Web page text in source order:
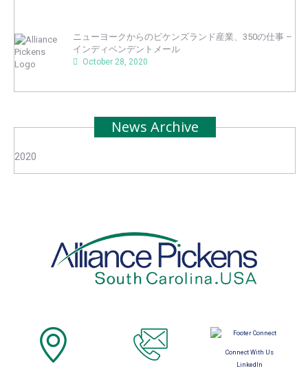
ニューヨークからのピケンズランド産業、350の仕事 –
インディペンデントメール
October 28, 2020
News Archive
2020
Connect With Us
LinkedIn